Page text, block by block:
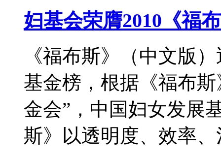
妇基会荣膺2010《福
《福布斯》（中文版
基金榜，根据《福布
金会”，中国妇女发展
斯》以透明度、效率